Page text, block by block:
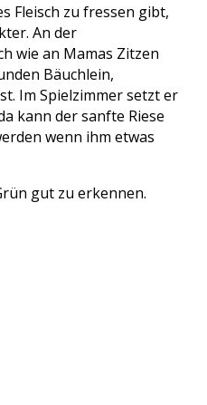
Fleisch zu fressen gibt,
An der
wie an Mamas Zitzen
Bäuchlein,
Im Spielzimmer setzt er
kann der sanfte Riese
wenn ihm etwas
gut zu erkennen.